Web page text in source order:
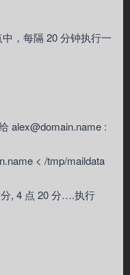
，每隔 20 分钟执行一
alex@domain.name :
< /tmp/maildata
, 4 点 20 分….执行